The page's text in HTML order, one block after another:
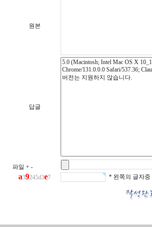
원본
답글
파일 + -
a39245d3e7 * 왼쪽의 글자중